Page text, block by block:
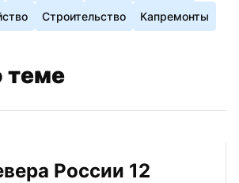
Строительство Капремонты
теме
России 12